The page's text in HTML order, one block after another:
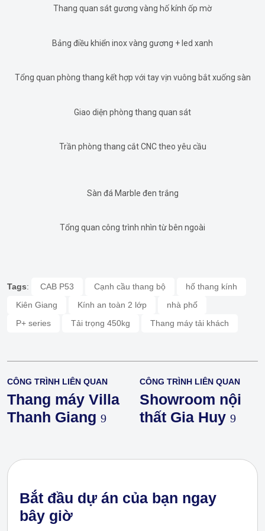
Thang quan sát gương vàng hố kính ốp mờ
Bảng điều khiển inox vàng gương + led xanh
Tổng quan phòng thang kết hợp với tay vịn vuông bắt xuống sàn
Giao diện phòng thang quan sát
Trần phòng thang cắt CNC theo yêu cầu
Sàn đá Marble đen trắng
Tổng quan công trình nhìn từ bên ngoài
Tags: CAB P53 Cạnh cầu thang bộ
hố thang kính
Kiên Giang
Kính an toàn 2 lớp
nhà phố
P+ series
Tải trọng 450kg Thang máy tải khách
CÔNG TRÌNH LIÊN QUAN
Thang máy Villa
Thanh Giang
CÔNG TRÌNH LIÊN QUAN
Showroom nội
thất Gia Huy
Bắt đầu dự án của bạn ngay
bây giờ